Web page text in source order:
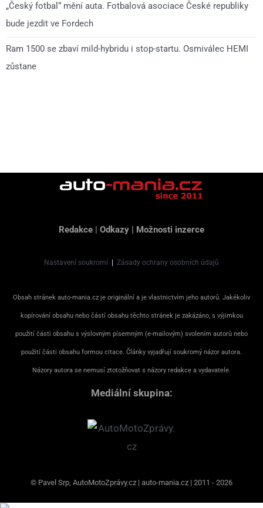
„Český fotbal“ mění auta. Fotbalová asociace České republiky
bude jezdit ve Fordech
Ram 1500 se zbaví mild-hybridu i stop-startu. Osmiválec HEMI
zůstane
Redakce Odkazy Možnosti inzerce
Nastavení soukromí | Zásady ochrany osobních údajů
Obsah stránek auto-mania.cz je originální a je vlastnictvím jeho autorů. Jakékoliv
kopírování obsahu nebo částí obsahu těchto stránek je zakázáno, s výjimkou
použití části obsahu s výslovným písemným (e-mailovým) svolením autorů nebo
použití části obsahu formou citace. Články vyjadřují soukromý názor autora.
Názory autora se nemusí ztotožňovat s názory redakce a vydavatele.
Mediální skupina:
© Pavel Srp, AutoMotoZprávy.cz | auto-mania.cz | 2011 - 2026